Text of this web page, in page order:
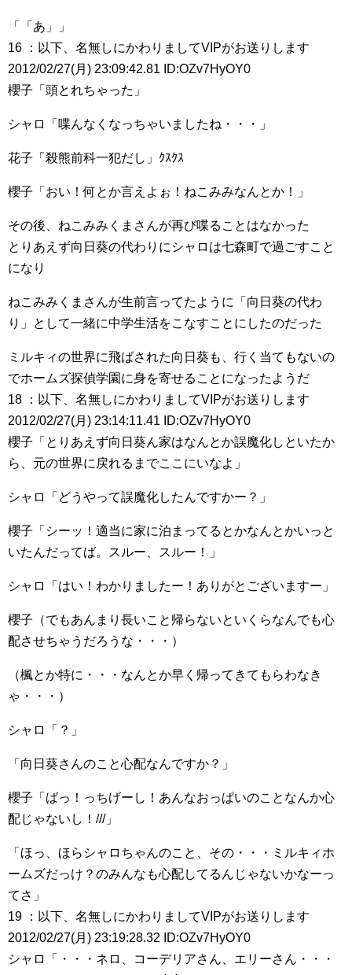
「「あ」」
16 ：以下、名無しにかわりましてVIPがお送りします
2012/02/27(月) 23:09:42.81 ID:OZv7HyOY0
櫻子「頭とれちゃった」
シャロ「喋んなくなっちゃいましたね・・・」
花子「殺熊前科一犯だし」ｸｽｸｽ
櫻子「おい！何とか言えよぉ！ねこみみなんとか！」
その後、ねこみみくまさんが再び喋ることはなかった
とりあえず向日葵の代わりにシャロは七森町で過ごすこと
になり
ねこみみくまさんが生前言ってたように「向日葵の代わ
り」として一緒に中学生活をこなすことにしたのだった
ミルキィの世界に飛ばされた向日葵も、行く当てもないの
でホームズ探偵学園に身を寄せることになったようだ
18 ：以下、名無しにかわりましてVIPがお送りします
2012/02/27(月) 23:14:11.41 ID:OZv7HyOY0
櫻子「とりあえず向日葵ん家はなんとか誤魔化しといたか
ら、元の世界に戻れるまでここにいなよ」
シャロ「どうやって誤魔化したんですかー？」
櫻子「シーッ！適当に家に泊まってるとかなんとかいっと
いたんだってば。スルー、スルー！」
シャロ「はい！わかりましたー！ありがとございますー」
櫻子（でもあんまり長いこと帰らないといくらなんでも心
配させちゃうだろうな・・・）
（楓とか特に・・・なんとか早く帰ってきてもらわなき
ゃ・・・）
シャロ「？」
「向日葵さんのこと心配なんですか？」
櫻子「ばっ！っちげーし！あんなおっぱいのことなんか心
配じゃないし！///」
「ほっ、ほらシャロちゃんのこと、その・・・ミルキィホ
ームズだっけ？のみんなも心配してるんじゃないかなーっ
てさ」
19 ：以下、名無しにかわりましてVIPがお送りします
2012/02/27(月) 23:19:28.32 ID:OZv7HyOY0
シャロ「・・・ネロ、コーデリアさん、エリーさん・・・